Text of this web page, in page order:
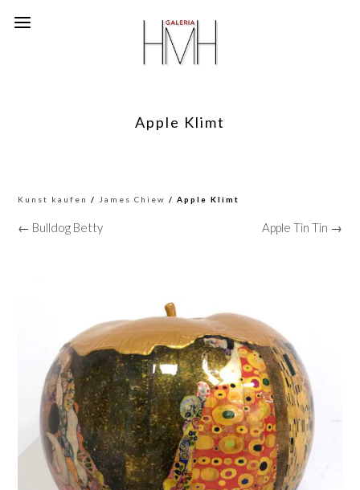
Apple Klimt
Kunst kaufen / James Chiew / Apple Klimt
← Bulldog Betty Apple Tin Tin →